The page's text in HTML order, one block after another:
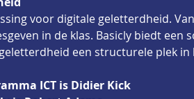
voor digitale geletterdheid.
in de klas. Basicly biedt een
een structurele plek
ICT is Didier Kick